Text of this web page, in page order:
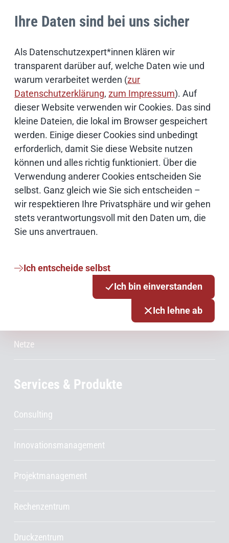
Ihre Daten sind bei uns sicher
Als Datenschutzexpert*innen klären wir
transparent darüber auf, welche Daten wie und
warum verarbeitet werden (zur
Datenschutzerklärung,zum Impressum). Auf
dieser Website verwenden wir Cookies. Das sind
kleine Dateien, die lokal im Browser gespeichert
werden. Einige dieser Cookies sind unbedingt
erforderlich, damit Sie diese Website nutzen
können und alles richtig funktioniert. Über die
Verwendung anderer Cookies entscheiden Sie
selbst. Ganz gleich wie Sie sich entscheiden –
wir respektieren Ihre Privatsphäre und wir gehen
stets verantwortungsvoll mit den Daten um, die
Sie uns anvertrauen.
Ich entscheide selbst
Ich bin einverstanden
Ich lehne ab
Weiterführende Informationen
Bildnachweise
Schwerpunktthemen
Künstliche Intelligenz
Open Source
Netze
Services & Produkte
Consulting
Innovationsmanagement
Projektmanagement
Rechenzentrum
Druckzentrum